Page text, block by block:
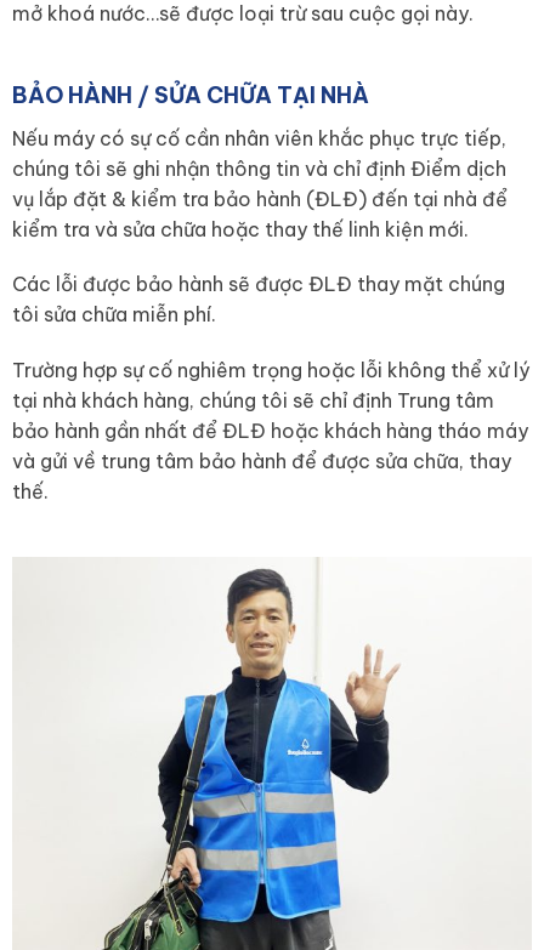
mở khoá nước…sẽ được loại trừ sau cuộc gọi này.
BẢO HÀNH / SỬA CHỮA TẠI NHÀ
Nếu máy có sự cố cần nhân viên khắc phục trực tiếp,
chúng tôi sẽ ghi nhận thông tin và chỉ định Điểm dịch
vụ lắp đặt & kiểm tra bảo hành (ĐLĐ) đến tại nhà để
kiểm tra và sửa chữa hoặc thay thế linh kiện mới.
Các lỗi được bảo hành sẽ được ĐLĐ thay mặt chúng
tôi sửa chữa miễn phí.
Trường hợp sự cố nghiêm trọng hoặc lỗi không thể xử lý
tại nhà khách hàng, chúng tôi sẽ chỉ định Trung tâm
bảo hành gần nhất để ĐLĐ hoặc khách hàng tháo máy
và gửi về trung tâm bảo hành để được sửa chữa, thay
thế.